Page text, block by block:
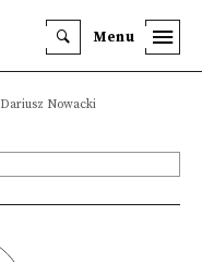
Menu
Dariusz Nowacki